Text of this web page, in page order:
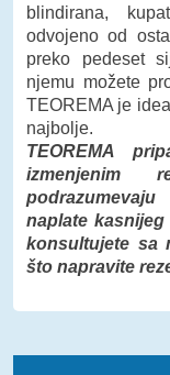
blindirana,
odvojeno od
preko pedeset
njemu možete
TEOREMA je
najbolje.
TEOREMA
izmenjenim
naplate
konsultujete sa
što napravite